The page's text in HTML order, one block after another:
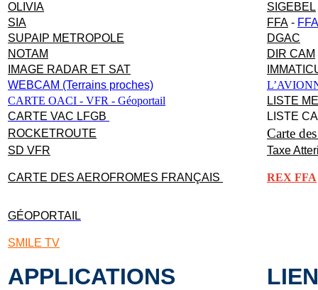
OLIVIA SIGEBEL
SIA
FFA -
SUPAIP METROPOLE
DGAC
NOTAM
DIR CAM
IMAGE RADAR ET SAT
WEBCAM (Terrains proches)
CARTE OACI - VFR - Géoportail
LISTE
CARTE VAC LFGB
LISTE
ROCKETROUTE
Carte
SD VFR Taxe
CARTE DES AEROFROMES FRANÇAIS REX FFA
GÉOPORTAIL
SMILE TV
APPLICATIONS